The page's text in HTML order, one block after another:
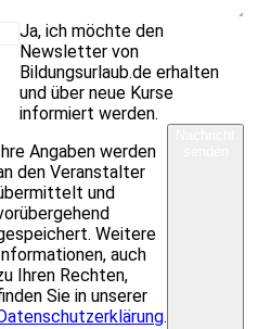
Ja, ich möchte den
Newsletter von
Bildungsurlaub.de erhalten
und über neue Kurse
informiert werden.
Ihre Angaben werden
den Veranstalter
und
Weitere
Informationen, auch
Ihren Rechten,
Sie in unserer
Datenschutzerklärung.